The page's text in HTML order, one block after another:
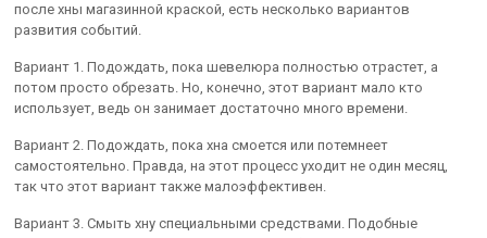
после хны магазинной краской, есть несколько вариантов
развития событий.
Вариант 1. Подождать, пока шевелюра полностью отрастет, а
потом просто обрезать. Но, конечно, этот вариант мало кто
использует, ведь он занимает достаточно много времени.
Вариант 2. Подождать, пока хна смоется или потемнеет
самостоятельно. Правда, на этот процесс уходит не один месяц,
так что этот вариант также малоэффективен.
Вариант 3. Смыть хну специальными средствами. Подобные